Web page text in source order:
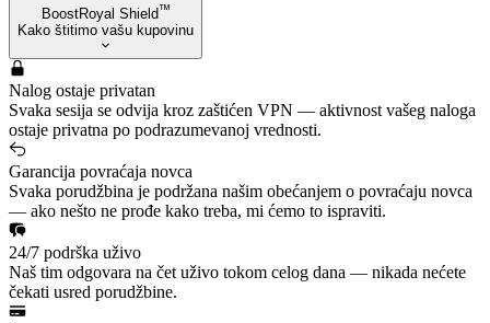
BoostRoyal Shield™
Kako štitimo vašu kupovinu
Nalog ostaje privatan
Svaka sesija se odvija kroz zaštićen VPN — aktivnost vašeg naloga
ostaje privatna po podrazumevanoj vrednosti.
Garancija povraćaja novca
Svaka porudžbina je podržana našim obećanjem o povraćaju novca
— ako nešto ne prođe kako treba, mi ćemo to ispraviti.
24/7 podrška uživo
Naš tim odgovara na čet uživo tokom celog dana — nikada nećete
čekati usred porudžbine.